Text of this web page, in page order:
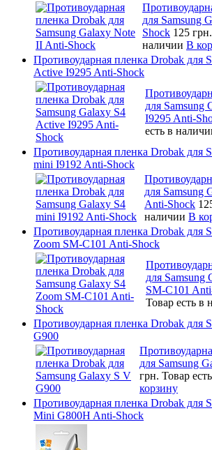
для Samsung
Shock 125 грн.
наличии В
Противоударная пленка Drobak для
Active I9295 Anti-Shock
для Samsung
I9295 Anti-
есть в
Противоударная пленка Drobak для
mini I9192 Anti-Shock
для Samsung
Anti-Shock
наличии В
Противоударная пленка Drobak для
Zoom SM-C101 Anti-Shock
для Samsung
SM-C101
Товар есть в
Противоударная пленка Drobak для
G900
для Samsung
грн. Товар
корзину
Противоударная пленка Drobak для
Mini G800H Anti-Shock